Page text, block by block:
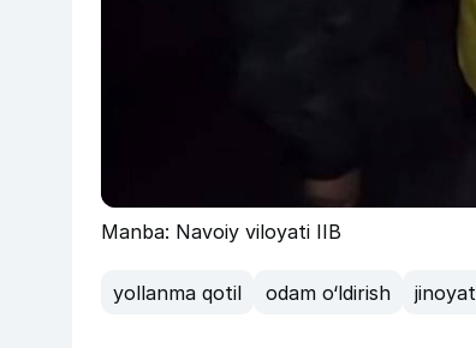
Manba: Navoiy viloyati IIB
yollanma qotil odam o‘ldirish jinoyat